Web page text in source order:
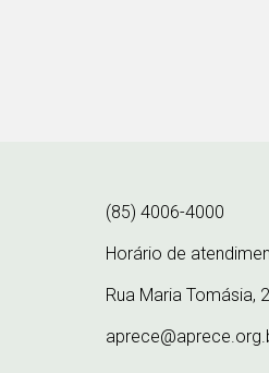
(85) 4006-4000
Horário de
Rua Maria Tomásia,